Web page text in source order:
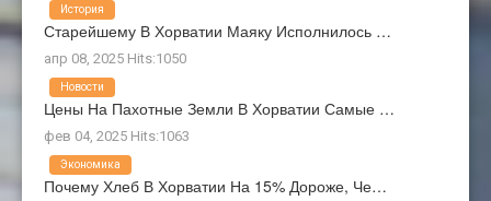
Старейшему В Хорватии Маяку Исполнилось …
апр 08, 2025 Hits:1050
История
Цены На Пахотные Земли В Хорватии Самые …
фев 04, 2025 Hits:1063
Новости
Почему Хлеб В Хорватии На 15% Дороже, Че…
Экономика